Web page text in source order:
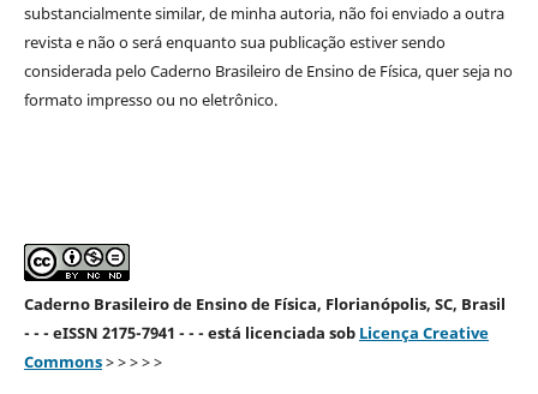
substancialmente similar, de minha autoria, não foi enviado a outra
revista e não o será enquanto sua publicação estiver sendo
considerada pelo Caderno Brasileiro de Ensino de Física, quer seja no
formato impresso ou no eletrônico.
Caderno Brasileiro de Ensino de Física, Florianópolis, SC, Brasil
- - - eISSN 2175-7941 - - - está licenciada sob Licença Creative
Commons> > > > >